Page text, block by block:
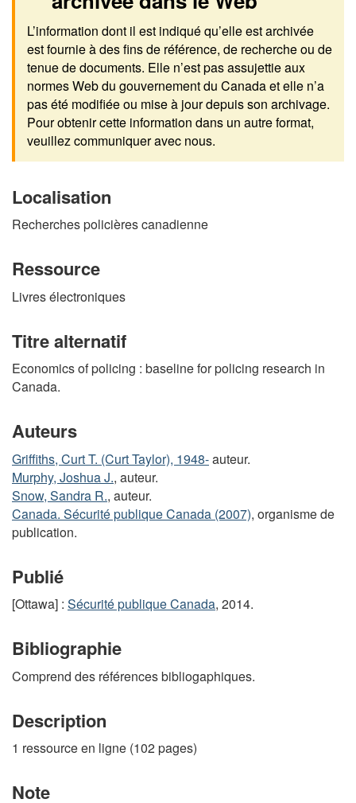
L’information dont il est indiqué qu’elle est archivée
est fournie à des fins de référence, de recherche ou de
tenue de documents. Elle n’est pas assujettie aux
normes Web du gouvernement du Canada et elle n’a
pas été modifiée ou mise à jour depuis son archivage.
Pour obtenir cette information dans un autre format,
veuillez communiquer avec nous.
Localisation
Recherches policières canadienne
Ressource
Livres électroniques
Titre alternatif
Economics of policing : baseline for policing research in
Canada.
Auteurs
Griffiths, Curt T. (Curt Taylor), 1948-auteur.
Murphy, Joshua J., auteur.
Snow, Sandra R., auteur.
Canada. Sécurité publique Canada (2007), organisme de
publication.
Publié
[Ottawa] : Sécurité publique Canada, 2014.
Bibliographie
Comprend des références bibliogaphiques.
Description
1 ressource en ligne (102 pages)
Note